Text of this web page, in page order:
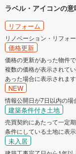
ラベル・アイコンの意
リフォーム
リノベーション・リフォ
価格更新
価格の更新があった物件で
複数の価格が表示されて
あった場合に表示されます
NEW
情報公開日が7日以内の場
建築条件付き土地
売買契約にあたって一定
条件にしている土地に表示
未入居